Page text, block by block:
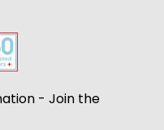
- Join the